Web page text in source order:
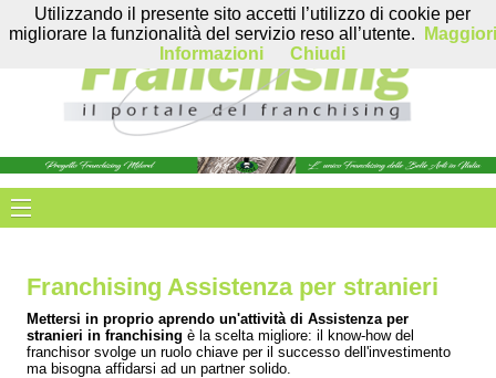
Franchising Assistenza per stranieri
Mettersi in proprio aprendo un'attività di Assistenza per
stranieri in franchising è la scelta migliore: il know-how del
franchisor svolge un ruolo chiave per il successo dell'investimento
ma bisogna affidarsi ad un partner solido.
Utilizzando il presente sito accetti l’utilizzo di cookie per
migliorare la funzionalità del servizio reso all’utente.
Maggiori
Informazioni
Chiudi